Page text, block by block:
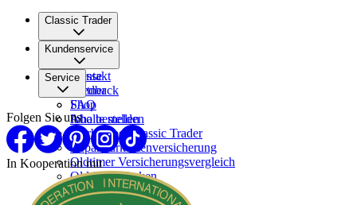
Classic Trader
Über uns
Karriere
Presse
Partner
Kundenservice
Kontakt
Feedback
FAQ
Inhalte melden
Service
Shop
Abo bestellen
Werben bei Classic Trader
Reparaturkostenversicherung
Oldtimer Versicherungsvergleich
Oldtimer Marken
Oldtimer verkaufen
Folgen Sie uns
In Kooperation mit